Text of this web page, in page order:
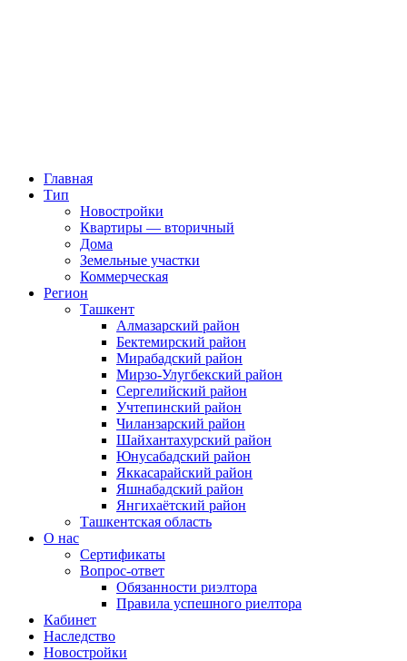
Главная
Тип
Новостройки
Квартиры — вторичный
Дома
Земельные участки
Коммерческая
Регион
Ташкент
Алмазарский район
Бектемирский район
Мирабадский район
Мирзо-Улугбекский район
Сергелийский район
Учтепинский район
Чиланзарский район
Шайхантахурский район
Юнусабадский район
Яккасарайский район
Яшнабадский район
Янгихаётский район
Ташкентская область
О нас
Сертификаты
Вопрос-ответ
Обязанности риэлтора
Правила успешного риелтора
Кабинет
Наследство
Новостройки